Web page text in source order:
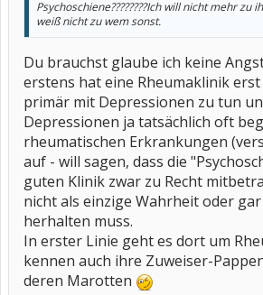
Psychoschiene????????Ich will nicht mehr zu
weiß nicht zu wem sonst.
Du brauchst glaube ich keine
erstens hat eine Rheumaklinik
primär mit Depressionen zu tun
Depressionen ja tatsächlich oft
rheumatischen Erkrankungen
auf - will sagen, dass die
guten Klinik zwar zu Recht
nicht als einzige Wahrheit oder
herhalten muss.
In erster Linie geht es dort um
kennen auch ihre Zuweiser-
deren Marotten